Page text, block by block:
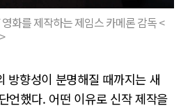
화를 제작하는 제임스 카메론 감독 <
방향성이 분명해질 때까지는 새
언했다. 어떤 이유로 신작 제작을